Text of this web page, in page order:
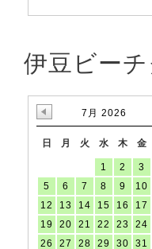
伊豆ビー
7月 2026
日 月 火 水 木 金
1 2 3
5
6 7 8 9 10
12
13 14 15 16 17
19
20 21 22 23 24
26
27 28 29 30 31